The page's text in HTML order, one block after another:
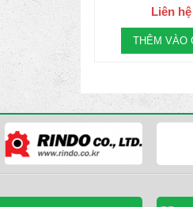
Liên hệ
THÊM VÀO